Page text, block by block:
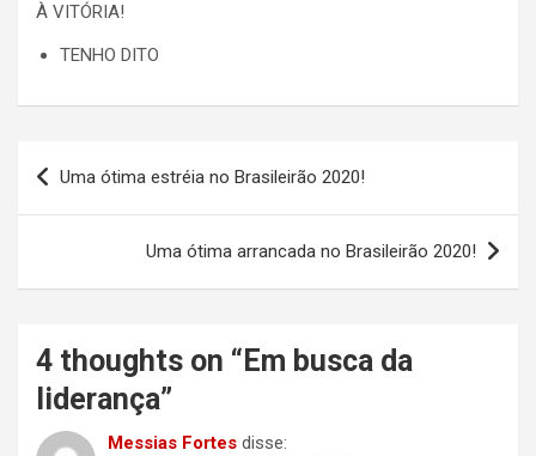
À VITÓRIA!
TENHO DITO
Navegação
de
Uma ótima estréia no Brasileirão 2020!
Uma ótima arrancada no Brasileirão 2020!
4 thoughts on “ Em busca da
liderança”
Messias Fortes disse: